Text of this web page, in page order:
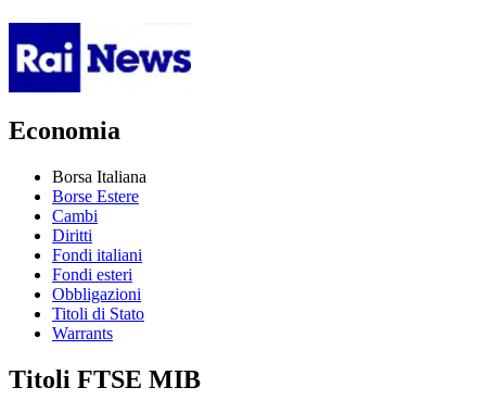
Economia
Borsa Italiana
Borse Estere
Cambi
Diritti
Fondi italiani
Fondi esteri
Obbligazioni
Titoli di Stato
Warrants
Titoli FTSE MIB